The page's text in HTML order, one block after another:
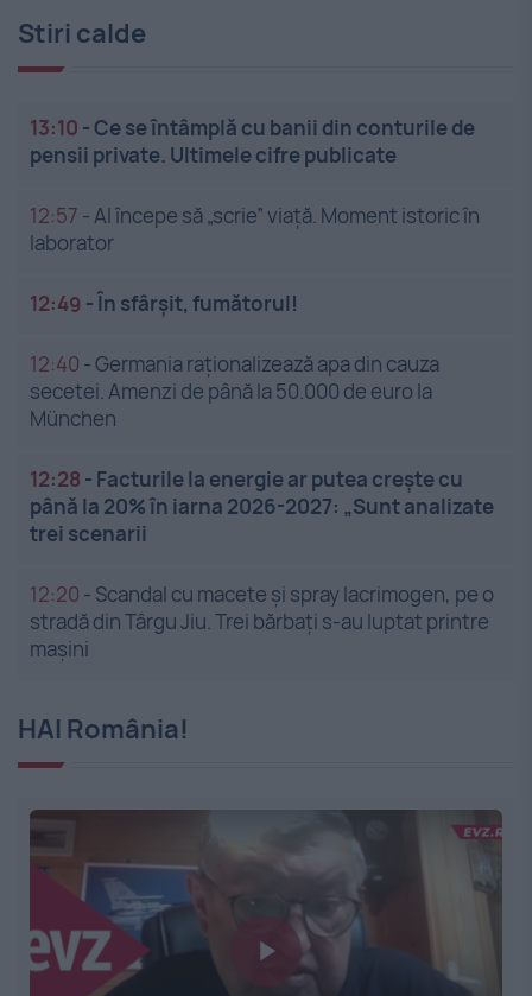
Stiri calde
13:10 -Ce se întâmplă cu banii din conturile de
pensii private. Ultimele cifre publicate
12:57 -AI începe să „scrie” viață. Moment istoric în
laborator
12:49 -În sfârșit, fumătorul!
12:40 -Germania raționalizează apa din cauza
secetei. Amenzi de până la 50.000 de euro la
München
12:28 - Facturile la energie ar putea crește cu
până la 20% în iarna 2026-2027: „Sunt analizate
trei scenarii
12:20 - Scandal cu macete și spray lacrimogen, pe o
stradă din Târgu Jiu. Trei bărbați s-au luptat printre
mașini
HAI România!